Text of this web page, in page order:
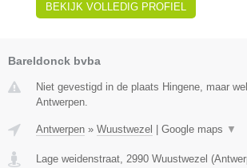
BEKIJK VOLLEDIG PROFIEL
Bareldonck bvba
Niet gevestigd in de plaats Hingene, maar
Antwerpen.
Antwerpen » Wuustwezel Google maps ▼
Lage weidenstraat 2990 Wuustwezel (